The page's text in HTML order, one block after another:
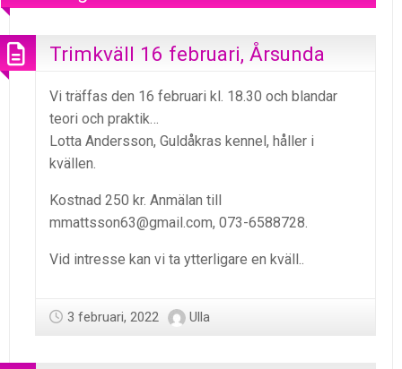
Trimkväll 16 februari, Årsunda
Vi träffas den 16 februari kl. 18.30 och blandar
teori och praktik…
Lotta Andersson, Guldåkras kennel, håller i
kvällen.
Kostnad 250 kr. Anmälan till
mmattsson63@gmail.com, 073-6588728.
Vid intresse kan vi ta ytterligare en kväll..
3 februari, 2022 Ulla